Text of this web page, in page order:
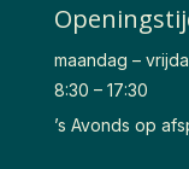
maandag –
8:30 – 17:30
’s Avonds op